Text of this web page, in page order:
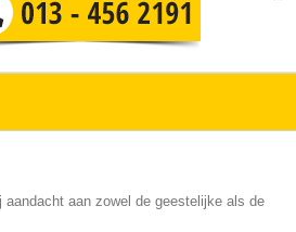
aandacht aan zowel de geestelijke als de